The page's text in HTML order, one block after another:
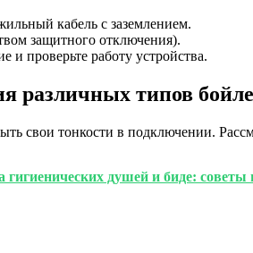
кабель с заземлением.
защитного отключения).
проверьте работу устройства.
различных типов
свои тонкости в подключении.
гигиенических душей и биде: советы